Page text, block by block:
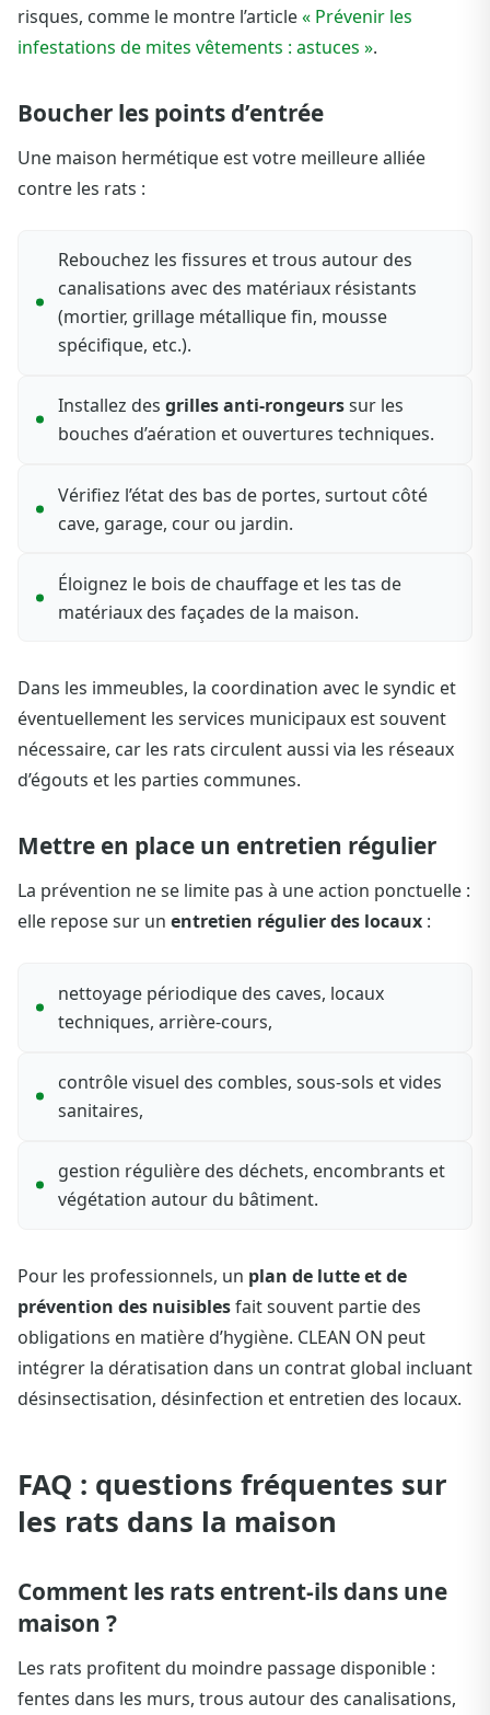
risques, comme le montre l’article« Prévenir les
infestations de mites vêtements : astuces ».
Boucher les points d’entrée
Une maison hermétique est votre meilleure alliée
contre les rats :
Rebouchez les fissures et trous autour des
canalisations avec des matériaux résistants
(mortier, grillage métallique fin, mousse
spécifique, etc.).
Installez des grilles anti-rongeurssur les
bouches d’aération et ouvertures techniques.
Vérifiez l’état des bas de portes, surtout côté
cave, garage, cour ou jardin.
Éloignez le bois de chauffage et les tas de
matériaux des façades de la maison.
Dans les immeubles, la coordination avec le syndic et
éventuellement les services municipaux est souvent
nécessaire, car les rats circulent aussi via les réseaux
d’égouts et les parties communes.
Mettre en place un entretien régulier
La prévention ne se limite pas à une action ponctuelle :
elle repose sur un entretien régulier des locaux :
nettoyage périodique des caves, locaux
techniques, arrière-cours,
contrôle visuel des combles, sous-sols et vides
sanitaires,
gestion régulière des déchets, encombrants et
végétation autour du bâtiment.
Pour les professionnels, un plan de lutte et de
prévention des nuisiblesfait souvent partie des
obligations en matière d’hygiène. CLEAN ON peut
intégrer la dératisation dans un contrat global incluant
désinsectisation, désinfection et entretien des locaux.
FAQ : questions fréquentes sur
les rats dans la maison
Comment les rats entrent-ils dans une
maison ?
Les rats profitent du moindre passage disponible :
fentes dans les murs, trous autour des canalisations,